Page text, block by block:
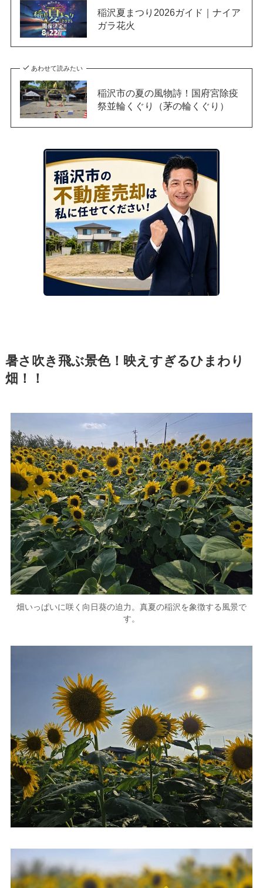
稲沢夏まつり2026ガイド｜ナイア
ガラ花火
あわせて読みたい
稲沢市の夏の風物詩！国府宮除疫
祭並輪くぐり（茅の輪くぐり）
暑さ吹き飛ぶ景色！映えすぎるひまわり
畑！！
畑いっぱいに咲く向日葵の迫力。真夏の稲沢を象徴する風景で
す。